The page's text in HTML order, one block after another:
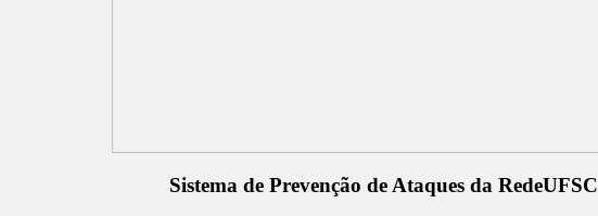
Sistema de Prevenção de Ataques da RedeUFSC